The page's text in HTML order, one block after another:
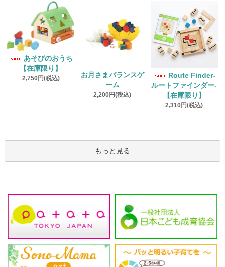
あそびのおうち
【在庫限り】
2,750円(税込)
お月さまバランスゲ
ーム
2,200円(税込)
Route Finder‐
ルートファインダー‐
【在庫限り】
2,310円(税込)
もっと見る